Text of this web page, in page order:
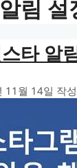
림 설
타 알
11월 14일 작